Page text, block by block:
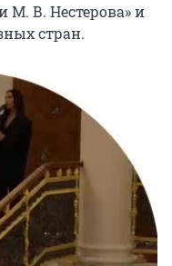
М. В. Нестерова» и
стран.